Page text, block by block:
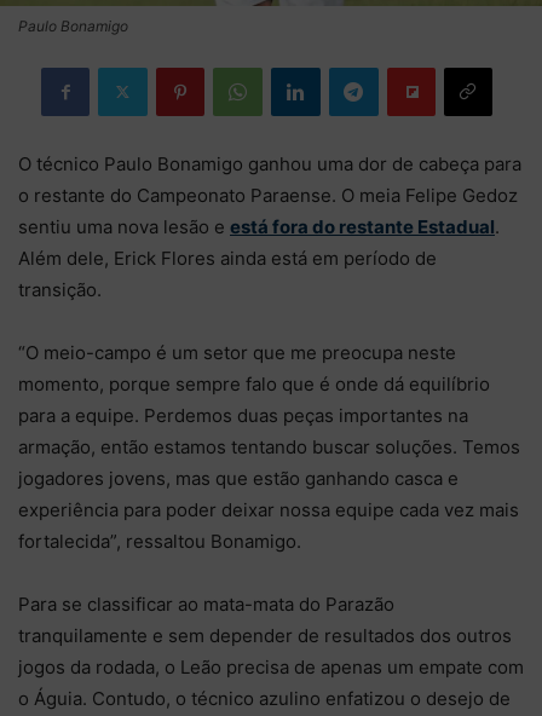
Paulo Bonamigo
O técnico Paulo Bonamigo ganhou uma dor de cabeça para
o restante do Campeonato Paraense. O meia Felipe Gedoz
sentiu uma nova lesão e está fora do restante Estadual.
Além dele, Erick Flores ainda está em período de
transição.
“O meio-campo é um setor que me preocupa neste
momento, porque sempre falo que é onde dá equilíbrio
para a equipe. Perdemos duas peças importantes na
armação, então estamos tentando buscar soluções. Temos
jogadores jovens, mas que estão ganhando casca e
experiência para poder deixar nossa equipe cada vez mais
fortalecida”, ressaltou Bonamigo.
Para se classificar ao mata-mata do Parazão
tranquilamente e sem depender de resultados dos outros
jogos da rodada, o Leão precisa de apenas um empate com
o Águia. Contudo, o técnico azulino enfatizou o desejo de